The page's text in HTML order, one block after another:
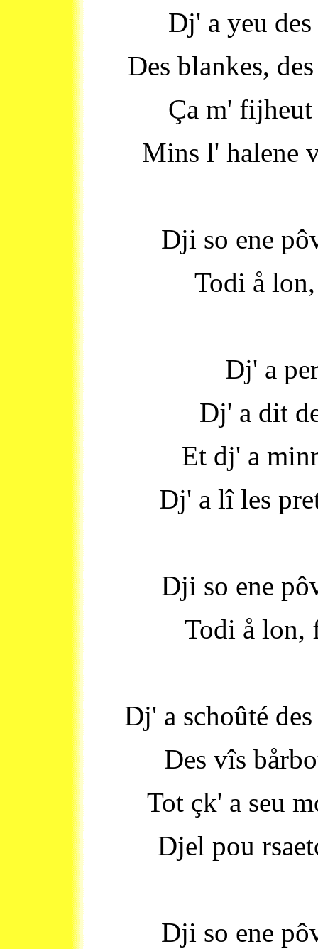
Dj' a yeu
Des blankes,
Ça m'
Mins l' halene
Dji so ene
Todi å
Dj' a
Dj' a dit
Et dj' a
Dj' a lî les
Dji so ene
Todi å lon,
Dj' a schoûté
Des vîs
Tot çk' a seu
Djel pou
Dji so ene